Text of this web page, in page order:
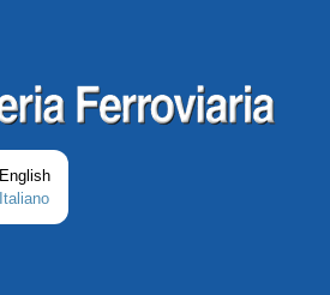
English
Italiano